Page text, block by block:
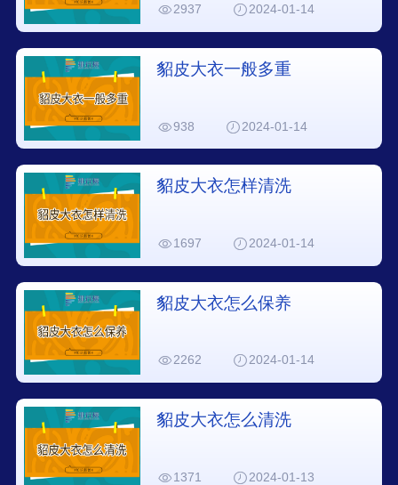
2937 2024-01-14
貂皮大衣一般多重
938 2024-01-14
貂皮大衣怎样清洗
1697 2024-01-14
貂皮大衣怎么保养
2262 2024-01-14
貂皮大衣怎么清洗
1371 2024-01-13